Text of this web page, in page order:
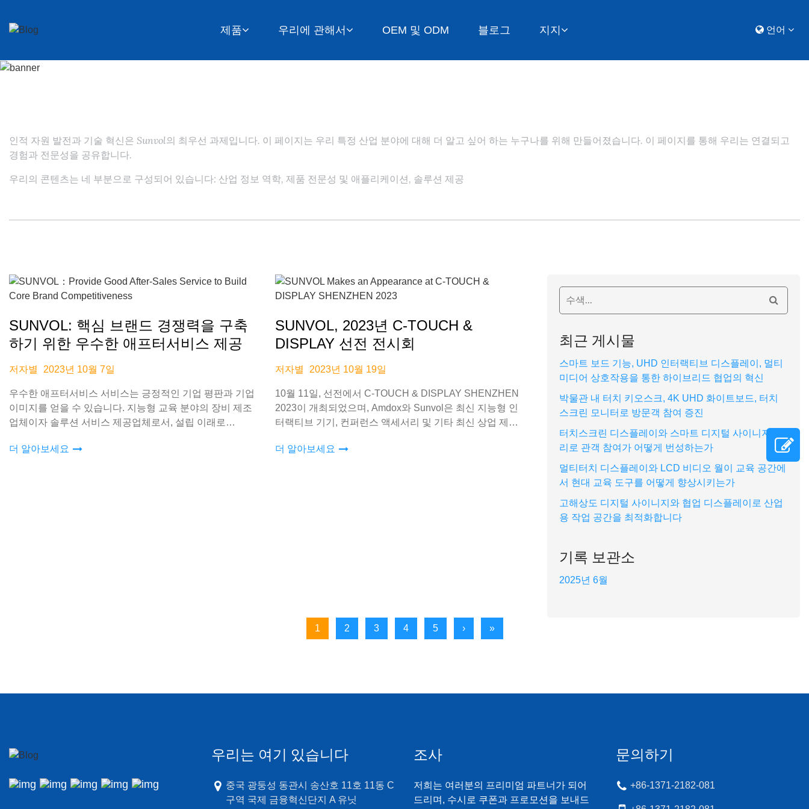
제품 우리에 관해서 OEM 및 ODM 블로그 지지 언어
인적 자원 발전과 기술 혁신은 Sunvol의 최우선 과제입니다. 이 페이지는 우리 특정 산업 분야에 대해 더 알고 싶어 하는 누구나를 위해 만들어졌습니다. 이 페이지를 통해 우리는 연결되고
경험과 전문성을 공유합니다.
우리의 콘텐츠는 네 부분으로 구성되어 있습니다: 산업 정보 역학, 제품 전문성 및 애플리케이션, 솔루션 제공
SUNVOL: 핵심 브랜드 경쟁력을 구축
하기 위한 우수한 애프터서비스 제공
저자별 2023년 10월 7일
우수한 애프터서비스 서비스는 긍정적인 기업 평판과 기업
이미지를 얻을 수 있습니다. 지능형 교육 분야의 장비 제조
업체이자 솔루션 서비스 제공업체로서, 설립 이래로
더 알아보세요
SUNVOL, 2023년 C-TOUCH &
DISPLAY 선전 전시회
저자별 2023년 10월 19일
10월 11일, 선전에서 C-TOUCH & DISPLAY SHENZHEN
2023이 개최되었으며, Amdox와 Sunvol은 최신 지능형 인
터랙티브 기기, 컨퍼런스 액세서리 및 기타 최신 상업 제품
더 알아보세요
최근 게시물
스마트 보드 기능, UHD 인터랙티브 디스플레이, 멀티
미디어 상호작용을 통한 하이브리드 협업의 혁신
박물관 내 터치 키오스크, 4K UHD 화이트보드, 터치
스크린 모니터로 방문객 참여 증진
터치스크린 디스플레이와 스마트 디지털 사이니지 관
리로 관객 참여가 어떻게 번성하는가
멀티터치 디스플레이와 LCD 비디오 월이 교육 공간에
서 현대 교육 도구를 어떻게 향상시키는가
고해상도 디지털 사이니지와 협업 디스플레이로 산업
용 작업 공간을 최적화합니다
기록 보관소
2025년 6월
1 2 3 4 5 › »
우리는 여기 있습니다
중국 광둥성 동관시 송산호 11호 11동 C
구역 국제 금융혁신단지 A 유닛
조사
저희는 여러분의 프리미엄 파트너가 되어
드리며, 수시로 쿠폰과 프로모션을 보내드
문의하기
+86-1371-2182-081